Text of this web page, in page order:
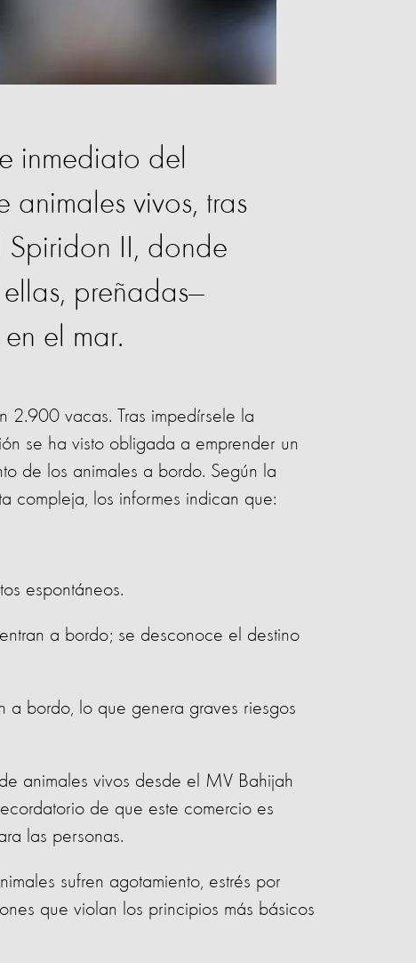
inmediato del
vivos, tras
II, donde
preñadas—
el mar.
2.900 vacas. Tras impedírsele la
se ha visto obligada a emprender un
de los animales a bordo. Según la
compleja, los informes indican que:
espontáneos.
a bordo; se desconoce el destino
a bordo, lo que genera graves riesgos
animales vivos desde el MV Bahijah
de que este comercio es
las personas.
sufren agotamiento, estrés por
que violan los principios más básicos